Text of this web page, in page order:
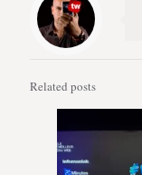
Related posts